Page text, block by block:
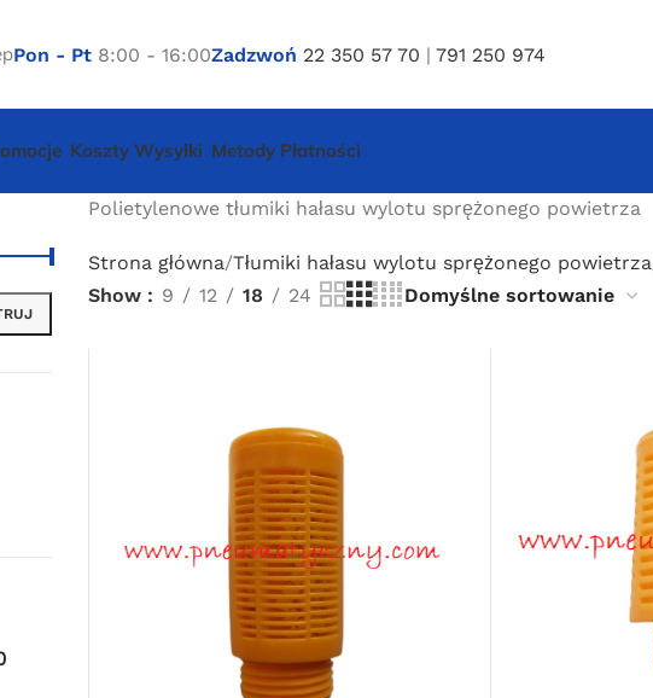
Pon - Pt 8:00 - 16:00Zadzwoń 22 350 57 70 |791 250 974
Koszty Wysyłki Metody Płatności
Polietylenowe tłumiki hałasu wylotu sprężonego powietrza
Strona główna Tłumiki hałasu wylotu sprężonego powietrza
Show
9 12 18 24